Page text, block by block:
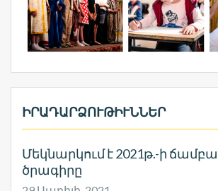
ԻՐԱԴԱՐՁՈՒԹԻՒՆՆԵՐ
Մեկնարկում է 2021թ.-ի
ծրագիրը